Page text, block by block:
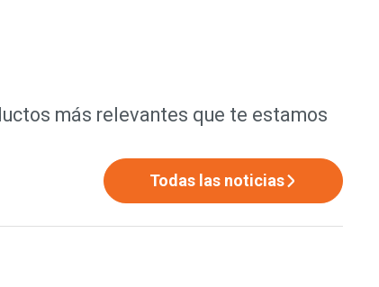
más relevantes que te estamos
Todas las noticias